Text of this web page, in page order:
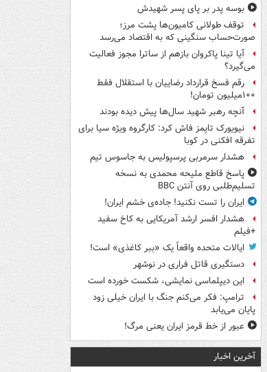
بوسه‌ پدر بر پای پسر شهیدش
توقف طولانی کامیون‌ها پشت مرز؛
صورت‌حساب سنگینی که به اقتصاد می‌رسد
آیا تینا پاکروان بازهم از ساترا مجوز فعالیت
می‌گیرد؟
رقم فسخ قرارداد رضاییان با استقلال فقط
۱۰۰میلیون تومان!
آنچه رهبر شهید سال‌ها پیش دیده بودند
نیویورک تایمز فاش کرد: کارگروه ویژه سیا برای
تفرقه افکنی در کوبا
هشدار سرمربی پرسپولیس به جاسوس تیم
پاسخ قاطع ملیحه محمدی به نسخه
تسلیم‌طلبی روی آنتن BBC
ایران را تست نکنید! جاده‌ی خشم ایران!
هشدار افسر ارشد آمریکایی به کاخ سفید
+فیلم
ایالات متحده واقعاً یک «ببر کاغذی» است!
دستگیری قاتل فراری در نوشهر
این دیپلماسی نمایشی، شکست خورده است
ترامپ: فکر می‌کنم جنگ با ایران خیلی زود
پایان می‌یابد
عبور از خط قرمز ایران یعنی مرگ!
آخرین اخبار